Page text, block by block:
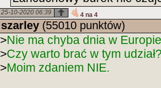
25-10-2020 06:39 4 na 4
szarley (55010 punktów)
>Nie ma chyba dnia w
>Czy warto brać w tym
>Moim zdaniem NIE.